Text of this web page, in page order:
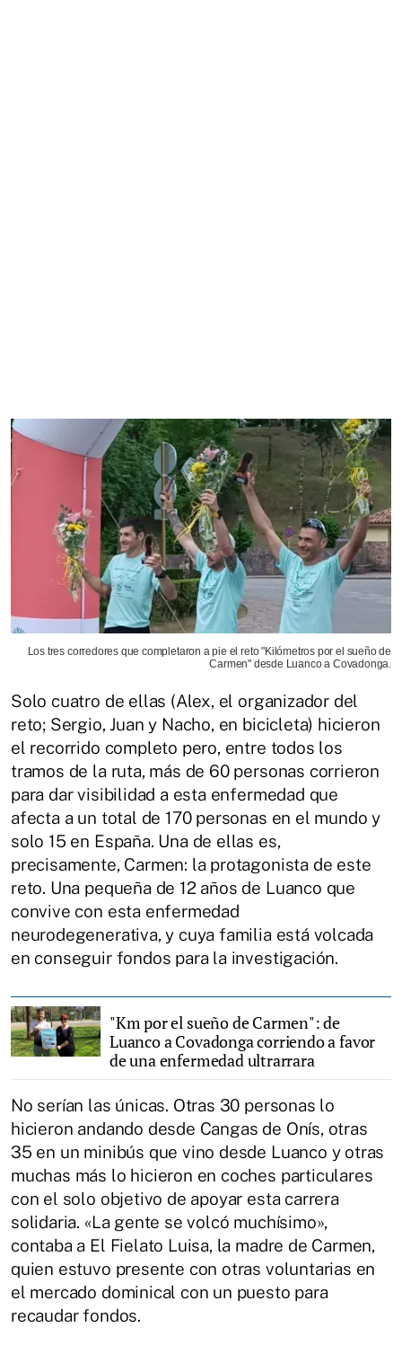
Los tres corredores que completaron a pie el reto "Kilómetros por el sueño de
Carmen" desde Luanco a Covadonga.
Solo cuatro de ellas (Alex, el organizador del
reto; Sergio, Juan y Nacho, en bicicleta) hicieron
el recorrido completo pero, entre todos los
tramos de la ruta, más de 60 personas corrieron
para dar visibilidad a esta enfermedad que
afecta a un total de 170 personas en el mundo y
solo 15 en España. Una de ellas es,
precisamente, Carmen: la protagonista de este
reto. Una pequeña de 12 años de Luanco que
convive con esta enfermedad
neurodegenerativa, y cuya familia está volcada
en conseguir fondos para la investigación.
"Km por el sueño de Carmen": de
Luanco a Covadonga corriendo a favor
de una enfermedad ultrarrara
No serían las únicas. Otras 30 personas lo
hicieron andando desde Cangas de Onís, otras
35 en un minibús que vino desde Luanco y otras
muchas más lo hicieron en coches particulares
con el solo objetivo de apoyar esta carrera
solidaria. «La gente se volcó muchísimo»,
contaba a El Fielato Luisa, la madre de Carmen,
quien estuvo presente con otras voluntarias en
el mercado dominical con un puesto para
recaudar fondos.